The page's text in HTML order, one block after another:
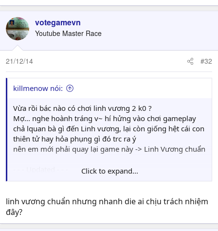
votegamevn
Youtube Master Race
21/12/14 #32
killmenow nói:
Vừa rồi bác nào có chơi linh vương 2 k0 ?
Mợ... nghe hoành tráng v~ hí hửng vào chơi gameplay
chả lquan bà gì đến Linh vương, lại còn giống hệt cái con
thiên tử hay hỏa phụng gì đó trc ra ý
nên em mới phải quay lại game này -> Linh Vương chuẩn
Mợ... nghe hoành tráng v~ hí hửng vào chơi gameplay
chả lquan bà gì đến Linh vương, lại còn giống hệt cái con
Click to expand...
linh vương chuẩn nhưng nhanh die ai chịu trách nhiệm
đây?